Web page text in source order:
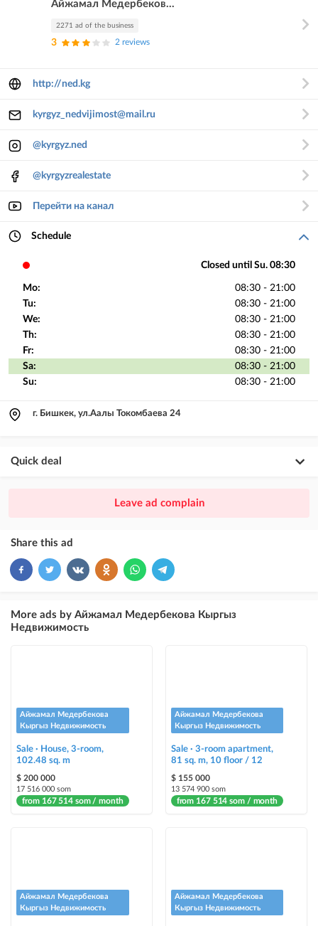
Айжамал Медербеков...
2271 ad of the business
3 2 reviews
http://ned.kg
kyrgyz_nedvijimost@mail.ru
@kyrgyz.ned
@kyrgyzrealestate
Перейти на канал
Schedule
Closed until Su. 08:30
Mo:
08:30 - 21:00
Tu:
08:30 - 21:00
We:
08:30 - 21:00
Th:
08:30 - 21:00
Fr:
08:30 - 21:00
Sa:
08:30 - 21:00
Su:
08:30 - 21:00
г. Бишкек, ул.Аалы Токомбаева 24
Quick deal
ad placement above VIP + paid promotion on Instagram
VIP
ad placement above free ads
+ paid promotion on Instagram
highlighting an ad in a different color among other ads
Auto UP
automatically up the ad
Stickers
Bright stickers with options will make your property stand out from the rest
and help sell it faster
Leave ad complain
Share this ad
More ads by Айжамал Медербекова Кыргыз
Недвижимость
Айжамал Медербекова
Кыргыз Недвижимость
Sale · House, 3-room,
102.48 sq. m
$ 200 000
17 516 000 som
from 167 514 som / month
Айжамал Медербекова
Кыргыз Недвижимость
Sale · 3-room apartment,
81 sq. m, 10 floor / 12
$ 155 000
13 574 900 som
from 167 514 som / month
Айжамал Медербекова
Кыргыз Недвижимость
Айжамал Медербекова
Кыргыз Недвижимость